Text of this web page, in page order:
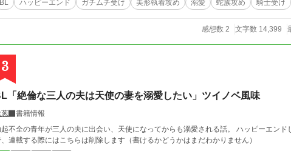
BL ハッピーエンド ガチムチ受け 美形執着攻め 溺愛 蛇族攻め 騎士受け
感想数 2 文字数 14,399
3
「絶倫な三人の夫は天使の妻を溺愛したい」ツイノベ風味
書籍情報
不全の青年が三人の夫に出会い、天使になってからも溺愛される話。 ハッピーエンドしか書かない。 ※メ
連載する際にはこちらは削除します（書けるかどうかはまだわかりません）